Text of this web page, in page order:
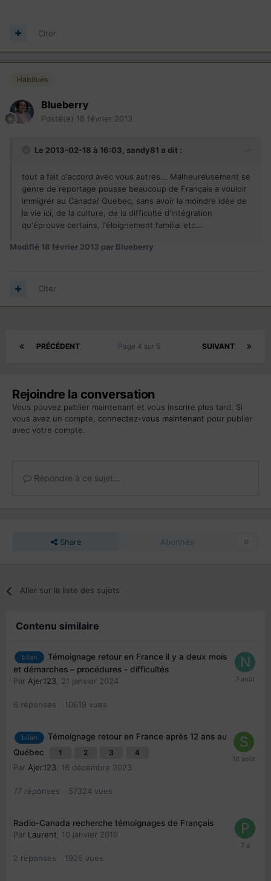
Citer
Habitués
Blueberry
Posté(e) 18 février 2013
Le 2013-02-18 à 16:03, sandy81 a dit :
tout a fait d'accord avec vous autres... Malheureusement se
genre de reportage pousse beaucoup de Français a vouloir
immigrer au Canada/ Quebec, sans avoir la moindre idée de
la vie ici, de la culture, de la difficulté d'intégration
qu'éprouve certains, l'éloignement familial etc...
Modifié 18 février 2013 par Blueberry
Citer
PRÉCÉDENT SUIVANT
Page 4 sur 5
Rejoindre la conversation
Vous pouvez publier maintenant et vous inscrire plus tard. Si
vous avez un compte, connectez-vous maintenant pour publier
avec votre compte.
Répondre à ce sujet…
Share Abonnés 0
Aller sur la liste des sujets
Contenu similaire
bilan
Témoignage retour en France il y a deux mois
et démarches – procédures - difficultés
Par Ajer123, 21 janvier 2024
6 réponses 10619 vues
bilan
Témoignage retour en France après 12 ans au
Québec
1 2 3 4
Par Ajer123 16 décembre 2023
77 réponses 57324 vues
Radio-Canada recherche témoignages de Français
Par Laurent 10 janvier 2019
2 réponses 1926 vues